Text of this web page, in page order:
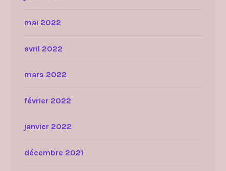
mai 2022
avril 2022
mars 2022
février 2022
janvier 2022
décembre 2021